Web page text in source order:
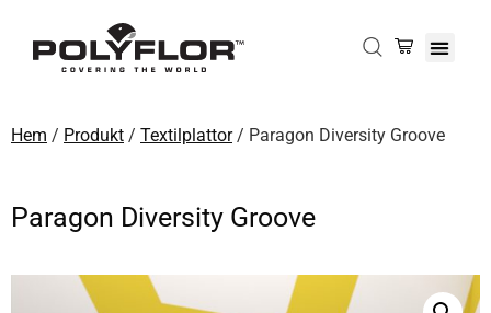
Hem / Produkt / Textilplattor/ Paragon Diversity Groove
Paragon Diversity Groove